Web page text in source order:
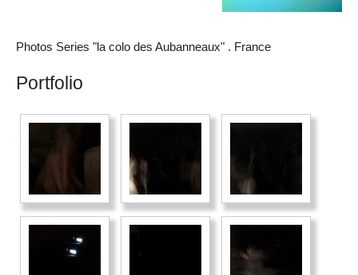
Photos Series "la colo des Aubanneaux" . France
Portfolio